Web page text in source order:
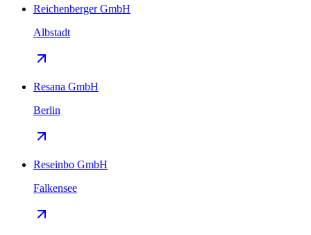
Reichenberger GmbH
Albstadt
Resana GmbH
Berlin
Reseinbo GmbH
Falkensee